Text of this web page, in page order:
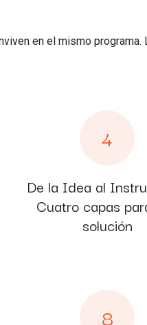
en el mismo programa.
4
De la Idea al
Cuatro capas
solución
8